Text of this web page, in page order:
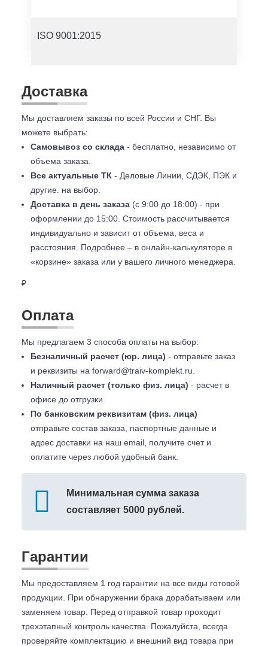
ISO 9001:2015
Доставка
Мы доставляем заказы по всей России и СНГ. Вы
можете выбрать:
Самовывоз со склада - бесплатно, независимо от
объема заказа.
Все актуальные ТК - Деловые Линии, СДЭК, ПЭК и
другие. на выбор.
Доставка в день заказа (с 9:00 до 18:00) - при
оформлении до 15:00. Стоимость рассчитывается
индивидуально и зависит от объема, веса и
расстояния. Подробнее – в онлайн-калькуляторе в
«корзине» заказа или у вашего личного менеджера.
₽
Оплата
Мы предлагаем 3 способа оплаты на выбор:
Безналичный расчет (юр. лица) - отправьте заказ
и реквизиты на forward@traiv-komplekt.ru
Наличный расчет (только физ. лица) - расчет в
офисе до отгрузки.
По банковским реквизитам (физ. лица)
отправьте состав заказа, паспортные данные и
адрес доставки на наш email, получите счет и
оплатите через любой удобный банк.
Минимальная сумма заказа
составляет 5000 рублей.
Гарантии
Мы предоставляем 1 год гарантии на все виды готовой
продукции. При обнаружении брака дорабатываем или
заменяем товар. Перед отправкой товар проходит
трехэтапный контроль качества. Пожалуйста, всегда
проверяйте комплектацию и внешний вид товара при